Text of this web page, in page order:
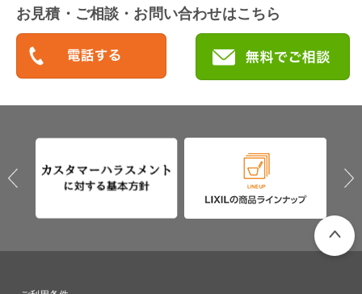
お見積・ご相談・お問い合わせはこちら